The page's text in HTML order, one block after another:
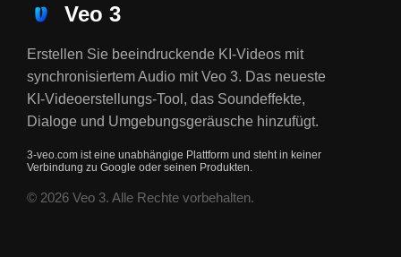
Veo 3
Erstellen Sie beeindruckende KI-Videos mit
synchronisiertem Audio mit Veo 3. Das neueste
KI-Videoerstellungs-Tool, das Soundeffekte,
Dialoge und Umgebungsgeräusche hinzufügt.
3-veo.com ist eine unabhängige Plattform und steht in keiner
Verbindung zu Google oder seinen Produkten.
© 2026 Veo 3. Alle Rechte vorbehalten.